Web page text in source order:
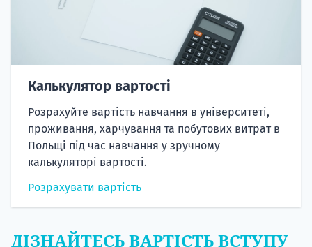
Калькулятор вартості
Розрахуйте вартість навчання в університеті,
проживання, харчування та побутових витрат в
Польщі під час навчання у зручному
калькуляторі вартості.
Розрахувати вартість
ДІЗНАЙТЕСЬ ВАРТІСТЬ ВСТУПУ